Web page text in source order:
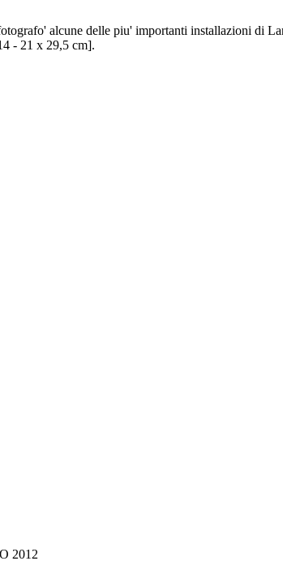
alcune delle piu' importanti installazioni di
- 21 x 29,5 cm].
2012